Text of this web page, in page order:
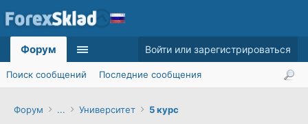
Форум ... Университет 5 курс
Форум
Поиск сообщений Последние сообщения
Войти или зарегистрироваться